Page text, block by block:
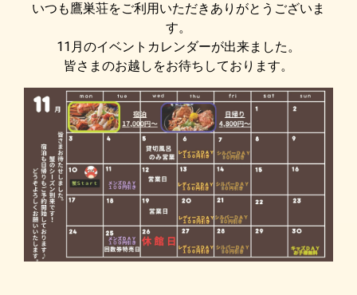
いつも鷹巣荘をご利用いただきありがとうございま
す。
11月のイベントカレンダーが出来ました。
皆さまのお越しをお待ちしております。